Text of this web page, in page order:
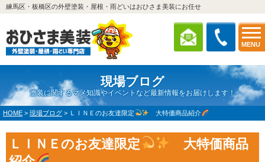
MENU
練馬区・板橋区の外壁塗装・屋根・雨どいはおひさま美装にお任せ
現場ブログ
塗装に関するマメ知識やイベントなど最新情報をお届けします！
HOME > 現場ブログ > ＬＩＮＥのお友達限定 大特価商品紹介
ＬＩＮＥのお友達限定
大特価商品